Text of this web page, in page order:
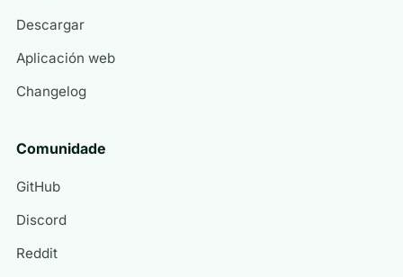
Descargar
Aplicación web
Changelog
Comunidade
GitHub
Discord
Reddit